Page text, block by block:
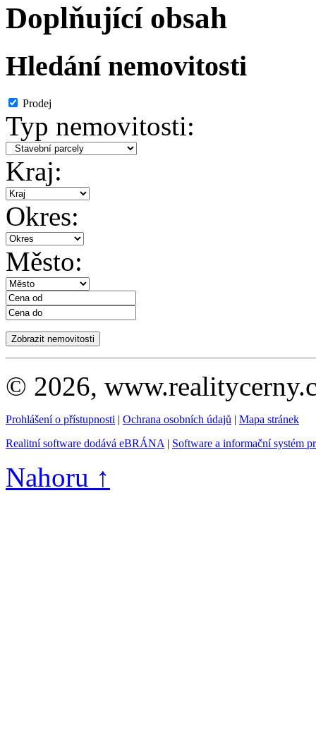
Doplňující obsah
Hledání nemovitosti
Prodej
Typ nemovitosti:
Kraj:
Okres:
Město:
© 2026,
Prohlášení o přístupnosti | Ochrana osobních údajů | Mapa stránek
Realitní software dodává eBRÁNA | Software a informační systém
Nahoru ↑